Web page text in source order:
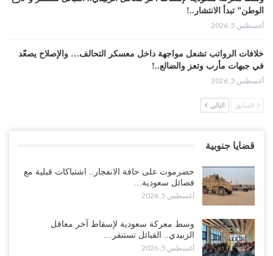
الوطن” تبدأ الانتشار..!
أغسطس 5, 2026
خلافات الرواتب تشعل مواجهة داخل معسكر التحالف… والإصلاح يصعّد
في جبهات مأرب وتعز والضالع..!
أغسطس 5, 2026
السعودية تُصعّد الحصار على اليمنيين.. وقرار بحرمان طلاب الشمال من
ملفات المال والنفط..!
أغسطس 5, 2026
“تقرير“| الحظر البحري يعيد رسم خرائط الشحن إلى السعودية.. ناقلات
النفط تلتف حول أفريقيا وسفن تعلن: “لا توجد شحنة…
أغسطس 4, 2026
السابق التالي
قضايا جنوبية
حضرموت على حافة الانفجار.. اشتباكات قبلية مع
فصائل سعودية…
أغسطس 5, 2026
وسط معركة سعودية لإسقاط آخر معاقل
الزبيدي.. القبائل تستنفر…
أغسطس 5, 2026